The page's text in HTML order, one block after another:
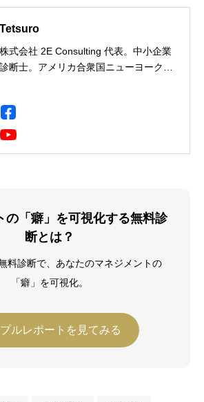
Tetsuro
株式会社 2E Consulting 代表。中小企業
診断士。アメリカ合衆国ニューヨーク州
グ・事業開発・投資事業に携わり、イン
ド・ドイツ・シンガポールに9年間駐
える。Harvard Business School
Program for Leadership Development
修了（2019年）。その後、独立し、中小
企業診断士として数多くの企業経営の現
の「癖」を可視化する無料診
断とは？
料診断で、あなたのマネジメントの
「癖」を可視化。
ルレポートを見てみる